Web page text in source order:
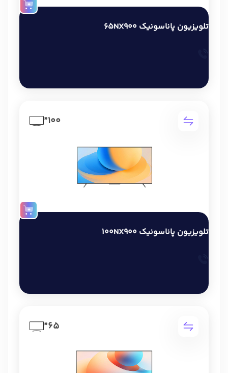
تلویزیون پاناسونیک 65NX900
100”
تلویزیون پاناسونیک 100NX900
65”